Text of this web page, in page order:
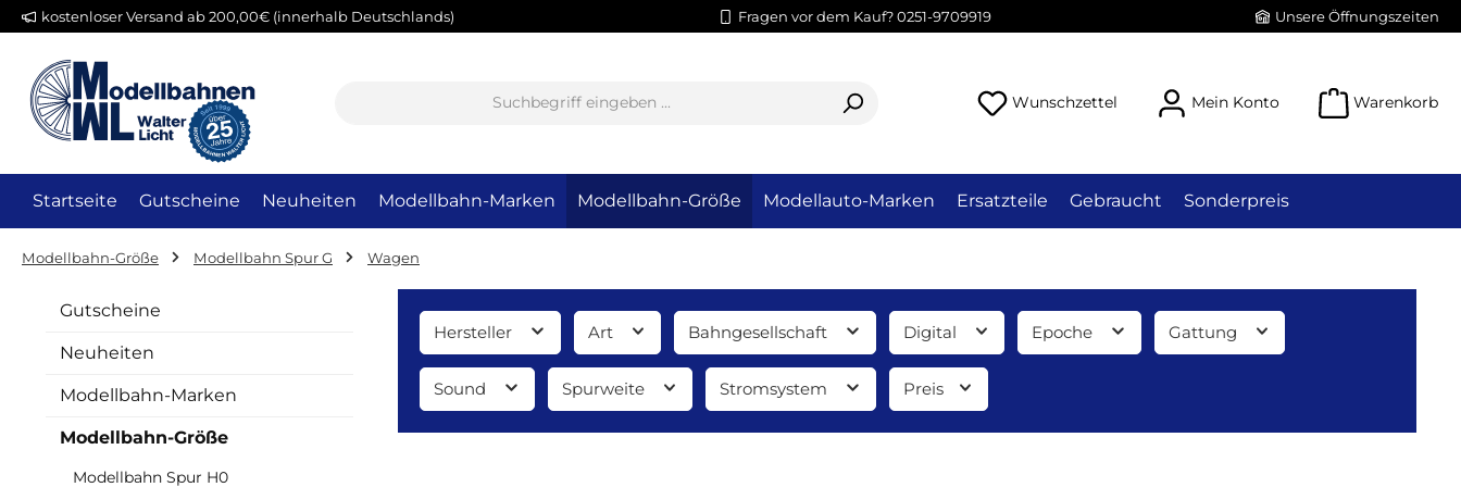
Hauptinhalt springen
Zur Suche springen
Zur Hauptnavigation springen
kostenloser Versand ab 200,00€ (innerhalb Deutschlands) Fragen vor dem Kauf? 0251-9709919 Unsere Öffnungszeiten
Wunschzettel Du hast 0 Produkte auf dem Merkzettel
Mein Konto Warenkorb
Startseite Gutscheine Neuheiten Modellbahn-Marken Modellbahn-Größe Modellauto-Marken Ersatzteile Gebraucht Sonderpreis
Modellbahn-Größe Modellbahn Spur G Wagen
Gutscheine
Neuheiten
Modellbahn-Marken
Modellbahn-Größe
Modellbahn Spur H0
Hersteller Art Bahngesellschaft Digital Epoche Gattung
Sound Spurweite Stromsystem Preis